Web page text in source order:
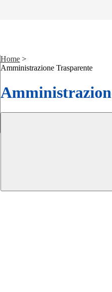
Home >
Amministrazione Trasparente